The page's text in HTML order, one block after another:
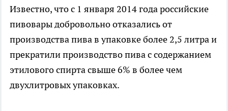
Известно, что с 1 января 2014 года российские
пивовары добровольно отказались от
производства пива в упаковке более 2,5 литра и
прекратили производство пива с содержанием
этилового спирта свыше 6% в более чем
двухлитровых упаковках.